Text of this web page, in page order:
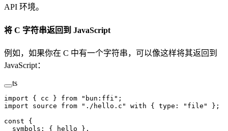
API 环境。
将 C 字符串返回到 JavaScript
例如，如果你在 C 中有一个字符串，可以像这样将其返回到
JavaScript：
ts
import { cc } from "bun:ffi" ;
import source from "./hello.c" with { type: "file"
};
const {
  symbols
: { hello },